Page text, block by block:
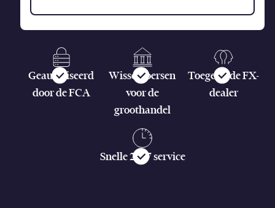
Geautoriseerd
door de FCA
Wisselkoersen
voor de
groothandel
Toegewijde FX-
dealer
Snelle 24/7 service